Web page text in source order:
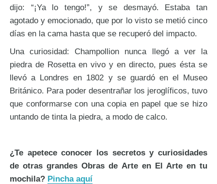
dijo: “¡Ya lo tengo!”, y se desmayó. Estaba tan
agotado y emocionado, que por lo visto se metió cinco
días en la cama hasta que se recuperó del impacto.
Una curiosidad: Champollion nunca llegó a ver la
piedra de Rosetta en vivo y en directo, pues ésta se
llevó a Londres en 1802 y se guardó en el Museo
Británico. Para poder desentrañar los jeroglíficos, tuvo
que conformarse con una copia en papel que se hizo
untando de tinta la piedra, a modo de calco.
¿Te apetece conocer los secretos y curiosidades
de otras grandes Obras de Arte en El Arte en tu
mochila? Pincha aquí